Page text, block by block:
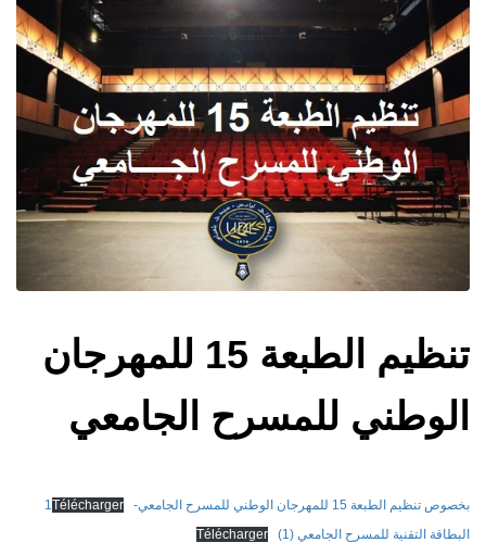
تنظيم الطبعة 15 للمهرجان
الوطني للمسرح الجامعي‎
بخصوص تنظيم الطبعة 15 للمهرجان الوطني للمسرح الجامعي-1
Télécharger
البطاقة التقنية للمسرح الجامعي (1)
Télécharger